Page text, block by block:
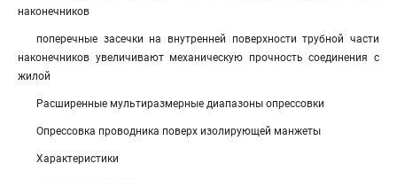
наконечников
поперечные засечки на внутренней поверхности трубной части
наконечников увеличивают механическую прочность соединения с
жилой
Расширенные мультиразмерные диапазоны опрессовки
Опрессовка проводника поверх изолирующей манжеты
Характеристики